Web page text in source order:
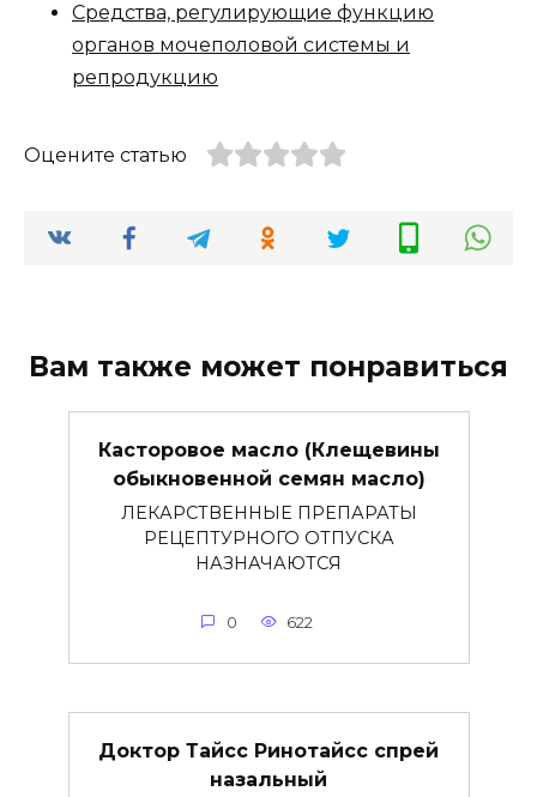
Средства, регулирующие функцию
органов мочеполовой системы и
репродукцию
Оцените статью
Вам также может понравиться
Касторовое масло (Клещевины
обыкновенной семян масло)
ЛЕКАРСТВЕННЫЕ ПРЕПАРАТЫ
РЕЦЕПТУРНОГО ОТПУСКА
НАЗНАЧАЮТСЯ
0 622
Доктор Тайсс Ринотайсс спрей
назальный